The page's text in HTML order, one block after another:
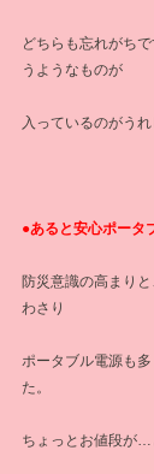
どちらも忘れがち
うようなものが
入っているのがうれ
●あると安心ポータ
防災意識の高まり
わさり
ポータブル電源も
た。
ちょっとお値段が…